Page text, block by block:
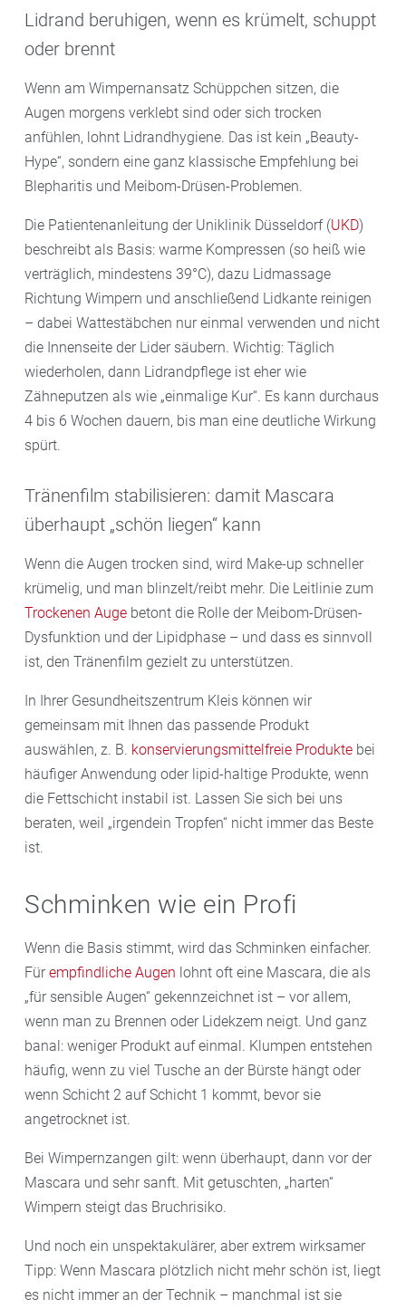
Lidrand beruhigen, wenn es krümelt, schuppt
oder brennt
Wenn am Wimpernansatz Schüppchen sitzen, die
Augen morgens verklebt sind oder sich trocken
anfühlen, lohnt Lidrandhygiene. Das ist kein „Beauty-
Hype“, sondern eine ganz klassische Empfehlung bei
Blepharitis und Meibom-Drüsen-Problemen.
Die Patientenanleitung der Uniklinik Düsseldorf (UKD)
beschreibt als Basis: warme Kompressen (so heiß wie
verträglich, mindestens 39°C), dazu Lidmassage
Richtung Wimpern und anschließend Lidkante reinigen
– dabei Wattestäbchen nur einmal verwenden und nicht
die Innenseite der Lider säubern. Wichtig: Täglich
wiederholen, dann Lidrandpflege ist eher wie
Zähneputzen als wie „einmalige Kur“. Es kann durchaus
4 bis 6 Wochen dauern, bis man eine deutliche Wirkung
spürt.
Tränenfilm stabilisieren: damit Mascara
überhaupt „schön liegen“ kann
Wenn die Augen trocken sind, wird Make-up schneller
krümelig, und man blinzelt/reibt mehr. Die Leitlinie zum
Trockenen Auge betont die Rolle der Meibom-Drüsen-
Dysfunktion und der Lipidphase – und dass es sinnvoll
ist, den Tränenfilm gezielt zu unterstützen.
In Ihrer Gesundheitszentrum Kleis können wir
gemeinsam mit Ihnen das passende Produkt
auswählen, z. B. konservierungsmittelfreie Produkte bei
häufiger Anwendung oder lipid-haltige Produkte, wenn
die Fettschicht instabil ist. Lassen Sie sich bei uns
beraten, weil „irgendein Tropfen“ nicht immer das Beste
ist.
Schminken wie ein Profi
Wenn die Basis stimmt, wird das Schminken einfacher.
Für empfindliche Augen lohnt oft eine Mascara, die als
„für sensible Augen“ gekennzeichnet ist – vor allem,
wenn man zu Brennen oder Lidekzem neigt. Und ganz
banal: weniger Produkt auf einmal. Klumpen entstehen
häufig, wenn zu viel Tusche an der Bürste hängt oder
wenn Schicht 2 auf Schicht 1 kommt, bevor sie
angetrocknet ist.
Bei Wimpernzangen gilt: wenn überhaupt, dann vor der
Mascara und sehr sanft. Mit getuschten, „harten“
Wimpern steigt das Bruchrisiko.
Und noch ein unspektakulärer, aber extrem wirksamer
Tipp: Wenn Mascara plötzlich nicht mehr schön ist, liegt
es nicht immer an der Technik – manchmal ist sie